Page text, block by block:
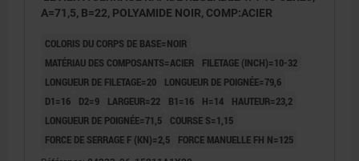
A=71,5, B=22, POLYAMIDE NOIR, COMP:ACIER
COLORIS DU CORPS DE BASE=NOIR
MATÉRIAU DES COMPOSANTS=ACIER
FILETAGE (INCH)=10-32
LONGUEUR DE FILETAGE=20
LONGUEUR DE POIGNÉE=79,6
D1=16
D2=9 LARGEUR=22 B1=16 H=14
HAUTEUR=23,2
LONGUEUR DE POIGNÉE=71,5
COURSE S=1,15
FORCE DE SERRAGE F (KN)=2,5
FORCE MANUELLE FH N=125